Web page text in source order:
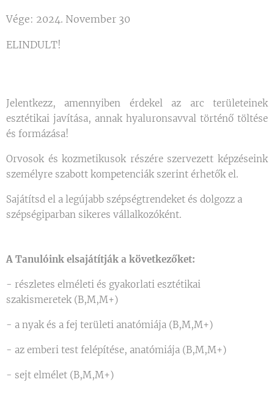
Vége: 2024. November 30
ELINDULT!
Jelentkezz, amennyiben érdekel az arc területeinek
esztétikai javítása, annak hyaluronsavval történő töltése
és formázása!
Orvosok és kozmetikusok részére szervezett képzéseink
személyre szabott kompetenciák szerint érhetők el.
Sajátítsd el a legújabb szépségtrendeket és dolgozz a
szépségiparban sikeres vállalkozóként.
A Tanulóink elsajátítják a következőket:
- részletes elméleti és gyakorlati esztétikai
szakismeretek (B,M,M+)
- a nyak és a fej területi anatómiája (B,M,M+)
- az emberi test felépítése, anatómiája (B,M,M+)
- sejt elmélet (B,M,M+)